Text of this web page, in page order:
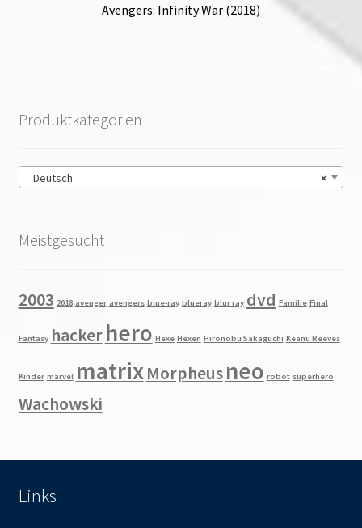
Avengers: Infinity War (2018)
Produktkategorien
×
Deutsch
Meistgesucht
2003 2018 avenger avengers blue-ray blueray blur ray dvd Familie Final
Fantasy hackerhero Hexe Hexen Hironobu Sakaguchi Keanu Reeves
Kinder marvel matrixMorpheusneo robot superhero
Wachowski
Links